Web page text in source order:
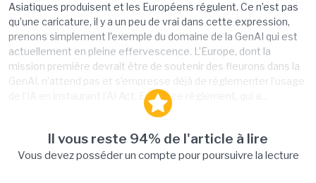
Asiatiques produisent et les Européens régulent. Ce n’est pas
qu’une caricature, il y a un peu de vrai dans cette expression,
prenons simplement l’exemple du domaine de la GenAI qui est
actuellement en pleine effervescence. L’Europe, dont la
mission première devrait être de soutenir des fleurons dans la
GenAI, n’attend pas et s’empresse déjà de réglementer l’usage
de l’IA en instaurant l’AI Act. En soi, ce règlement, qui a...
Il vous reste 94% de l'article à lire
Vous devez posséder un compte pour poursuivre la lecture